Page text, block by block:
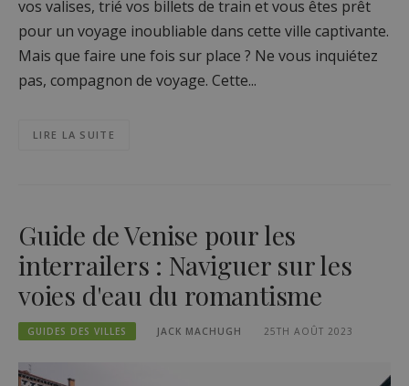
vos valises, trié vos billets de train et vous êtes prêt
pour un voyage inoubliable dans cette ville captivante.
Mais que faire une fois sur place ? Ne vous inquiétez
pas, compagnon de voyage. Cette...
LIRE LA SUITE
Guide de Venise pour les
interrailers : Naviguer sur les
voies d'eau du romantisme
GUIDES DES VILLES JACK MACHUGH 25TH AOÛT 2023